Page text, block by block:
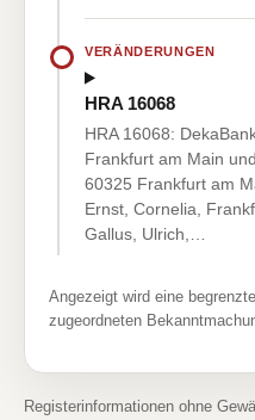
VERÄNDERUNGEN
HRA 16068
HRA 16068:
Frankfurt am Main
60325 Frankfurt am
Ernst, Cornelia,
Gallus, Ulrich,…
Angezeigt wird eine
zugeordneten
Registerinformationen ohne